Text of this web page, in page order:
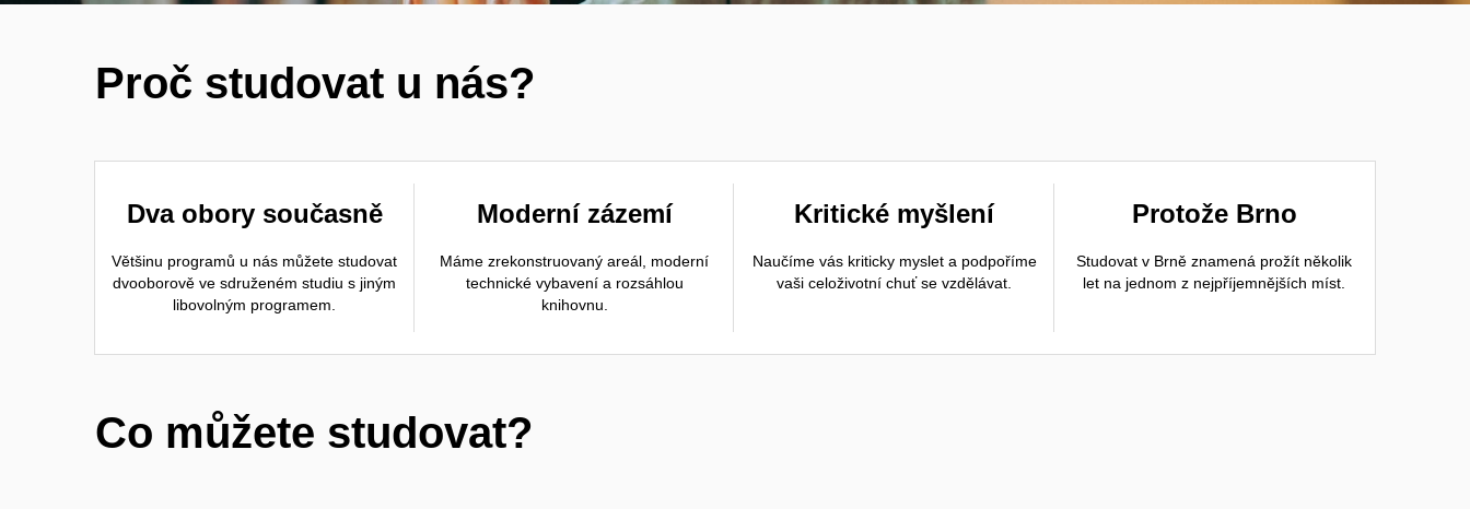
Proč studovat u nás?
Dva obory současně
Většinu programů u nás můžete studovat
dvooborově ve sdruženém studiu s jiným
libovolným programem.
Moderní zázemí
Máme zrekonstruovaný areál, moderní
technické vybavení a rozsáhlou
knihovnu.
Kritické myšlení
Naučíme vás kriticky myslet a podpoříme
vaši celoživotní chuť se vzdělávat.
Protože Brno
Studovat v Brně znamená prožít několik
let na jednom z nejpříjemnějších míst.
Co můžete studovat?